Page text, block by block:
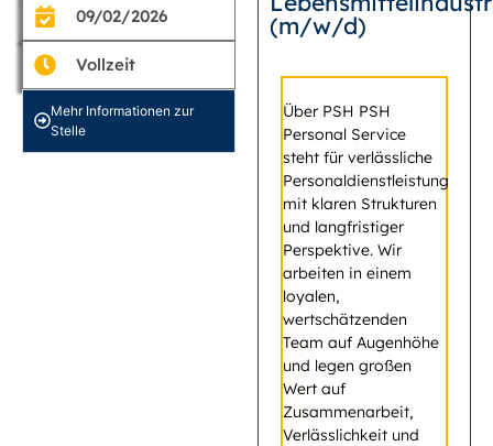
09/02/2026
Vollzeit
Mehr Informationen zur
Stelle
(m/w/d)
Über PSH PSH
Personal Service
steht für verlässliche
Personaldienstleistung
mit klaren Strukturen
und langfristiger
Perspektive. Wir
arbeiten in einem
loyalen,
wertschätzenden
Team auf Augenhöhe
und legen großen
Wert auf
Zusammenarbeit,
Verlässlichkeit und